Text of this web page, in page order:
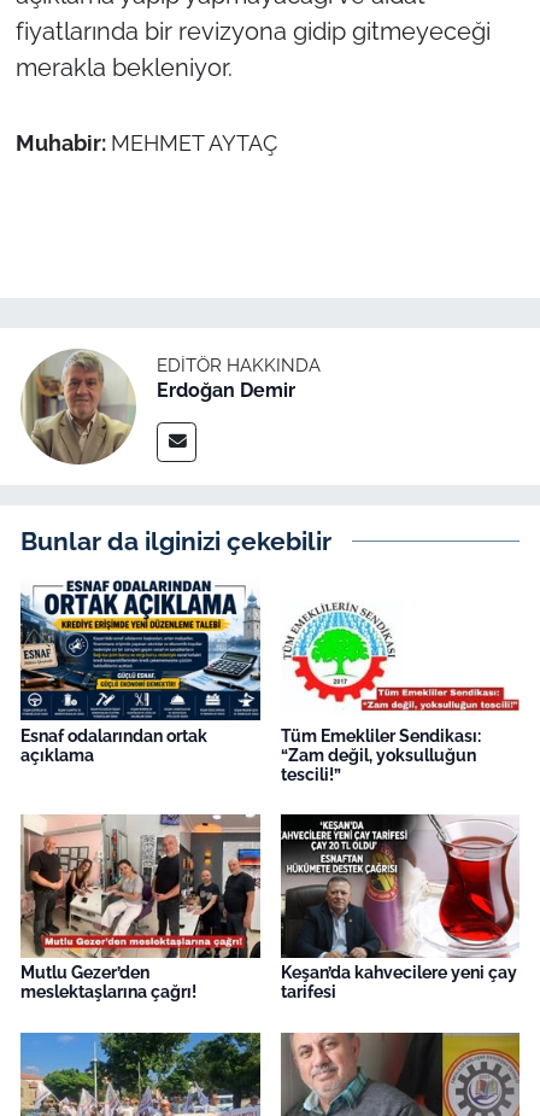
fiyatlarında bir revizyona gidip gitmeyeceği
merakla bekleniyor.
Muhabir: MEHMET AYTAÇ
EDITÖR HAKKINDA
Erdoğan Demir
Bunlar da ilginizi çekebilir
Esnaf odalarından ortak
açıklama
Tüm Emekliler Sendikası:
“Zam değil, yoksulluğun
tescili!”
Mutlu Gezer’den
meslektaşlarına çağrı!
Keşan’da kahvecilere yeni çay
tarifesi